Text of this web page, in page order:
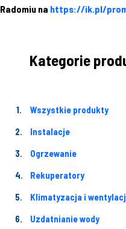
Radomiu na https://ik.pl/
Kategorie
Wszystkie produkty
Instalacje
Ogrzewanie
Rekuperatory
Klimatyzacja i
Uzdatnianie wody